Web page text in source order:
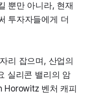
뿐만 아니라, 현재
투자자들에게 더
리 잡으며, 산업의
실리콘 밸리의 암
Horowitz 벤처 캐피